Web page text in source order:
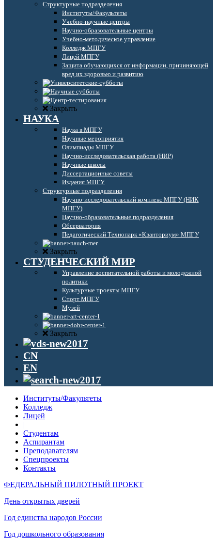
Структурные подразделения
Институты/Факультеты
Учебно-научные центры
Научно-образовательные центры
Учебно-методическое управление
Колледж МПГУ
Лицей МПГУ
Защита обучающихся от информации, причиняющей
вред их здоровью и развитию
Закрыть
НАУКА
Наука в МПГУ
Научные мероприятия
Олимпиады МПГУ
Научно-исследовательская работа (НИР)
Научные школы
Диссертационные советы
Издания МПГУ
Структурные подразделения
Научно-исследовательский комплекс МПГУ (НИК
МПГУ)
Научно-образовательные подразделения
Обсерватория
Педагогический Технопарк «Кванториум» МПГУ
Закрыть
СТУДЕНЧЕСКИЙ МИР
Управление воспитательной работы и молодежной
политики
Культурные проекты МПГУ
Спорт МПГУ
Музей
Закрыть
CN
EN
Институты/Факультеты
Колледж
Лицей
|
Студентам
Аспирантам
Преподавателям
Спецпроекты
Контакты
ФЕДЕРАЛЬНЫЙ ПИЛОТНЫЙ ПРОЕКТ
День открытых дверей
Год единства народов России
Год дошкольного образования